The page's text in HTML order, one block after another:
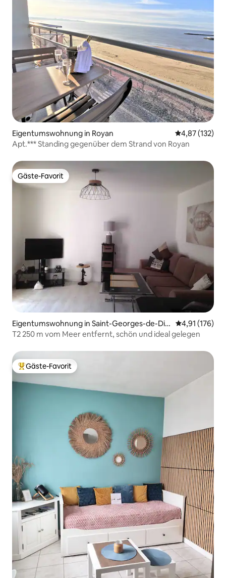
Eigentumswohnung in Royan
4,87 (132)
Apt.*** Standing gegenüber dem Strand von Royan
Gäste-Favorit
Gäste-Favorit
Eigentumswohnung in Saint-Georges-de-Did
onne
4,91 (176)
T2 250 m vom Meer entfernt, schön und ideal gelegen
Beliebter Gäste-Favorit.
Gäste-Favorit